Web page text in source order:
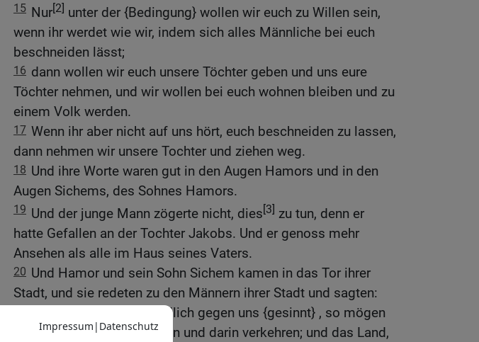
15 Nur[2] unter der {Bedingung} wollen wir euch zu Willen sein,
wenn ihr werdet wie wir, indem sich alles Männliche bei euch
beschneiden lässt;
16 dann wollen wir euch unsere Töchter geben und uns eure
Töchter nehmen, und wir wollen bei euch wohnen bleiben und zu
einem Volk werden.
17 Wenn ihr aber nicht auf uns hört, euch beschneiden zu lassen,
dann nehmen wir unsere Tochter und ziehen weg.
18 Und ihre Worte waren gut in den Augen Hamors und in den
Augen Sichems, des Sohnes Hamors.
19 Und der junge Mann zögerte nicht, dies[3] zu tun, denn er
hatte Gefallen an der Tochter Jakobs. Und er genoss mehr
Ansehen als alle im Haus seines Vaters.
20 Und Hamor und sein Sohn Sichem kamen in das Tor ihrer
Stadt, und sie redeten zu den Männern ihrer Stadt und sagten:
Diese Männer sind friedlich gegen uns {gesinnt} , so mögen
sie im Land wohnen bleiben und darin verkehren; und das Land,